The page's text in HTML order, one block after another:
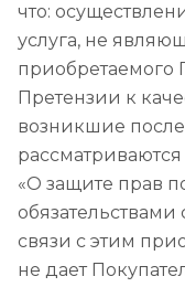
что:
услуга, не
приобретаемого
Претензии к
возникшие
«О защите прав
связи с этим
не дает